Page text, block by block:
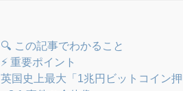
🔍 この記事でわかること
⚡ 重要ポイント
英国史上最大「1兆円ビットコイン